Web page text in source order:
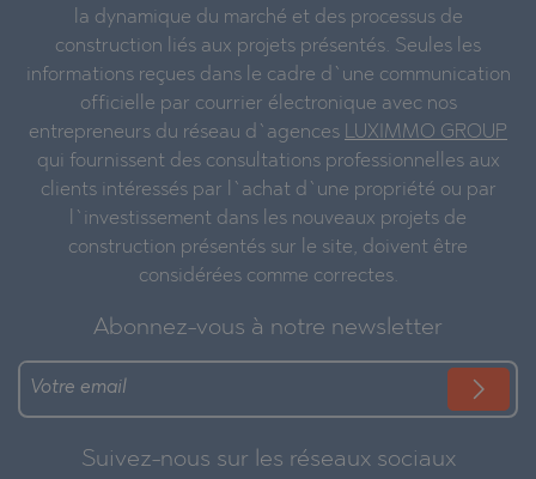
la dynamique du marché et des processus de
construction liés aux projets présentés. Seules les
informations reçues dans le cadre d`une communication
officielle par courrier électronique avec nos
entrepreneurs du réseau d`agences LUXIMMO GROUP
qui fournissent des consultations professionnelles aux
clients intéressés par l`achat d`une propriété ou par
l`investissement dans les nouveaux projets de
construction présentés sur le site, doivent être
considérées comme correctes.
Abonnez-vous à notre newsletter
Suivez-nous sur les réseaux sociaux